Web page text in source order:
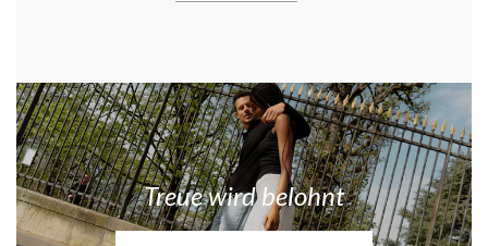
Treue wird belohnt